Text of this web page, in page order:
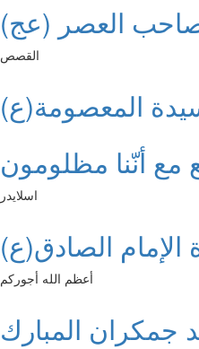
القصص
المعصومة(ع)
مع أنّنا مظلومون
اسلايدر
الإمام الصادق(ع)
أعظم الله أجوركم
جمكران المبارك